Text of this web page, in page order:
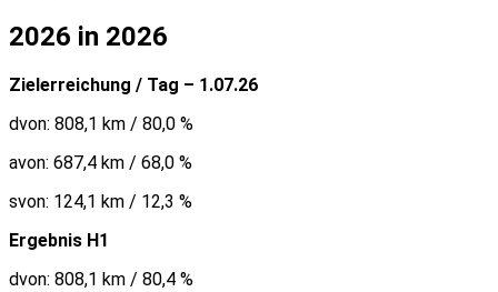
2026 in 2026
Zielerreichung / Tag – 1.07.26
dvon: 808,1 km / 80,0 %
avon: 687,4 km / 68,0 %
svon: 124,1 km / 12,3 %
Ergebnis H1
dvon: 808,1 km / 80,4 %